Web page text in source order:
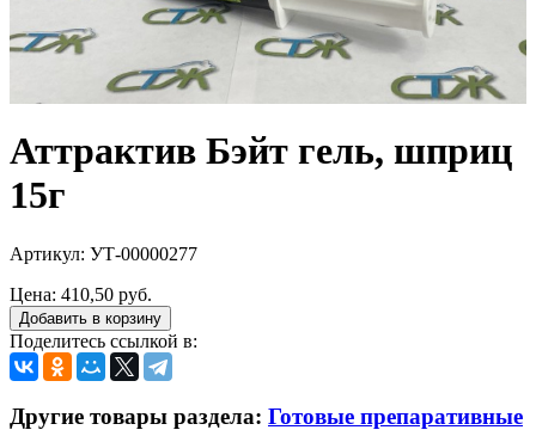
Аттрактив Бэйт гель, шприц
15г
Артикул: УТ-00000277
Цена: 410,50 руб.
Добавить в корзину
Поделитесь ссылкой в:
Другие товары раздела: Готовые препаративные